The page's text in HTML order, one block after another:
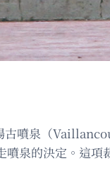
噴泉（
泉的決定。這